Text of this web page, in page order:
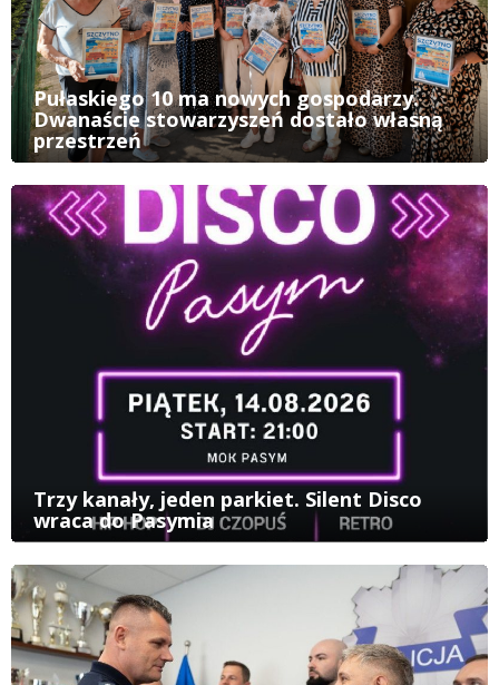
Pułaskiego 10 ma nowych gospodarzy.
Dwanaście stowarzyszeń dostało własną
przestrzeń
Trzy kanały, jeden parkiet. Silent Disco
wraca do Pasymia